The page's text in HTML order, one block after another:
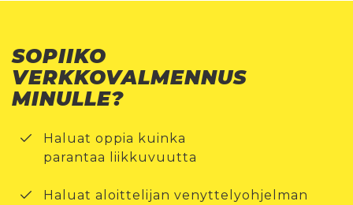
SOPIIKO
VERKKOVALMENNUS
MINULLE?
Haluat oppia kuinka
parantaa liikkuvuutta
Haluat aloittelijan venyttelyohjelman